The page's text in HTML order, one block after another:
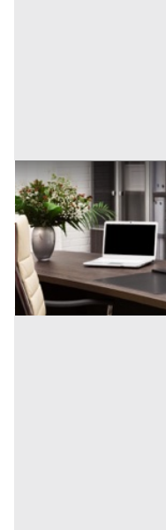
Uffici e Studi Privati
Padova (Padova)
Offerta minima
84.000 € 112.000
Codice asta:
Asta chiusa